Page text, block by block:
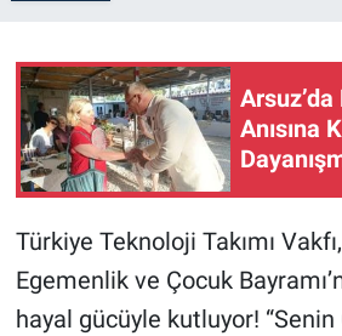
Anısına
Türkiye Teknoloji Takımı
Egemenlik ve Çocuk
hayal gücüyle kutluyor!